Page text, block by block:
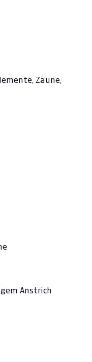
Zäune,
Anstrich